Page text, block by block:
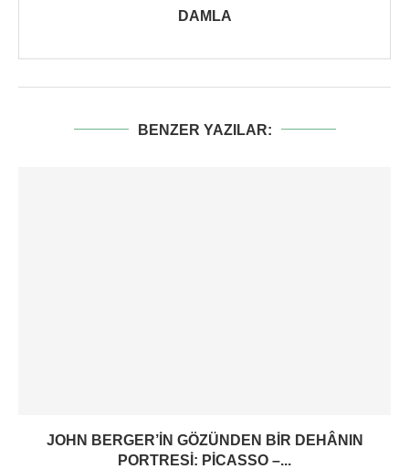
DAMLA
BENZER YAZILAR:
JOHN BERGER’IN GÖZÜNDEN BIR DEHÂNIN
PORTRESI: PICASSO –...